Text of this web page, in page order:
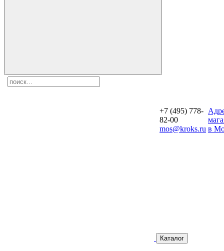
+7 (495) 778-
82-00
mos@kroks.ru в
Каталог